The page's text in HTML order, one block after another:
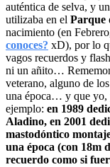
auténtica de selva, y
utilizaba en el Parque
nacimiento (en
conoces? xD), por lo
vagos recuerdos y
ni un añito…
veterano, alguno de
una época… y que yo,
ejemplo: en 1989
Aladino, en 2001
mastodóntico
una época (con 18m
recuerdo como si